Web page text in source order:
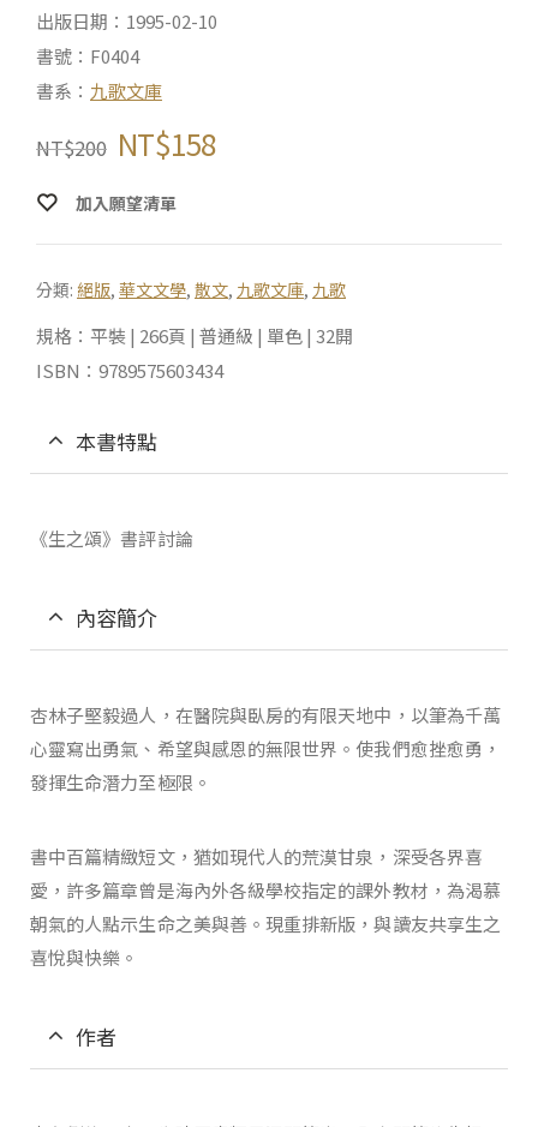
出版日期：1995-02-10
書號：F0404
書系： 九歌文庫
NT$200 NT$158
加入願望清單
分類: 絕版, 華文文學, 散文, 九歌文庫, 九歌
規格：平裝 | 266頁 | 普通級 | 單色 | 32開
ISBN：9789575603434
本書特點
《生之頌》書評討論
內容簡介
杏林子堅毅過人，在醫院與臥房的有限天地中，以筆為千萬
心靈寫出勇氣、希望與感恩的無限世界。使我們愈挫愈勇，
發揮生命潛力至極限。
書中百篇精緻短文，猶如現代人的荒漠甘泉，深受各界喜
愛，許多篇章曾是海內外各級學校指定的課外教材，為渴慕
朝氣的人點示生命之美與善。現重排新版，與讀友共享生之
喜悅與快樂。
作者